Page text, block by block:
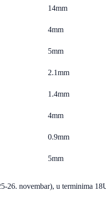
14mm
4mm
5mm
2.1mm
1.4mm
4mm
0.9mm
5mm
26. novembar), u terminima